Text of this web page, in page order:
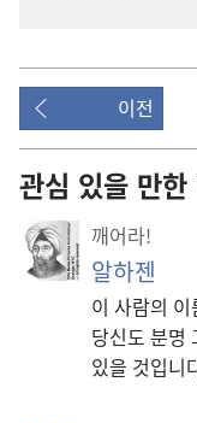
이전
관심 있을 만한
깨어라!
알하젠
이 사람의
당신도 분명
있을 것입니